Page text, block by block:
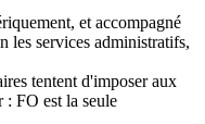
et accompagné
les services administratifs,
tentent d'imposer aux
: FO est la seule